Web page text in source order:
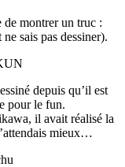
de montrer un truc :
sais pas dessiner).
depuis qu’il est
pour le fun.
il avait réalisé la
mieux…